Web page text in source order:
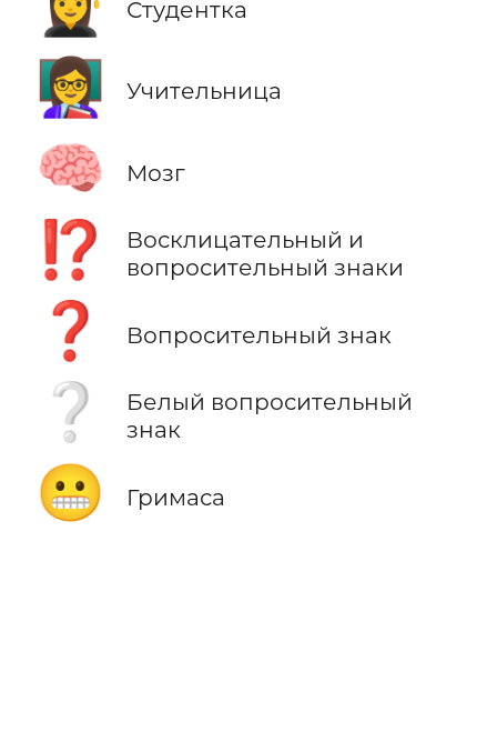
Студентка
👩‍🏫 Учительница
🧠 Мозг
⁉️
Восклицательный и
вопросительный знаки
❓ Вопросительный знак
❔
Белый вопросительный
знак
😬 Гримаса